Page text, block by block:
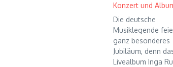
Konzert und
Die deutsche
Musiklegende
ganz besonderes
Jubiläum, denn
Livealbum Inga